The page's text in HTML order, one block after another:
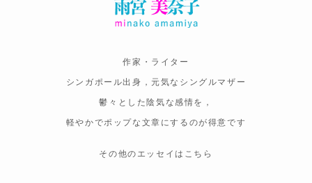
作家・ライター
シンガポール出身，元気なシングルマザー
鬱々とした陰気な感情を，
軽やかでポップな文章にするのが得意です
その他のエッセイはこちら